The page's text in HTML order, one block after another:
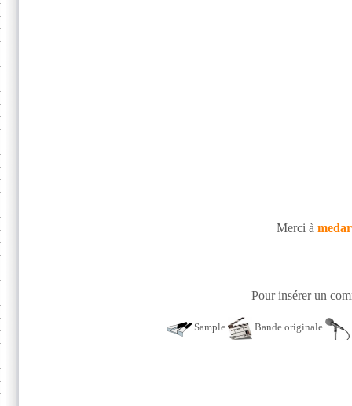
Merci à
Pour insérer un
Sample Bande originale